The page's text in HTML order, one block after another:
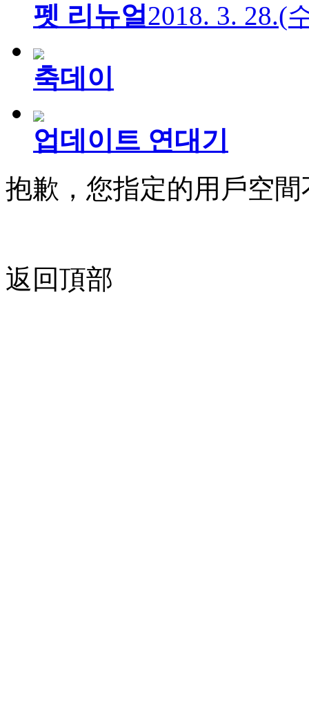
펫 리뉴얼2018. 3. 28.(
축데이
업데이트 연대기
抱歉，您指定的用戶空間
返回頂部